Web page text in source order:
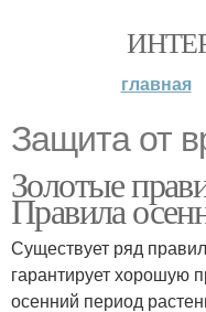
главная
Защита от
Золотые
Правила
Существует ряд
гарантирует хорошую
осенний период